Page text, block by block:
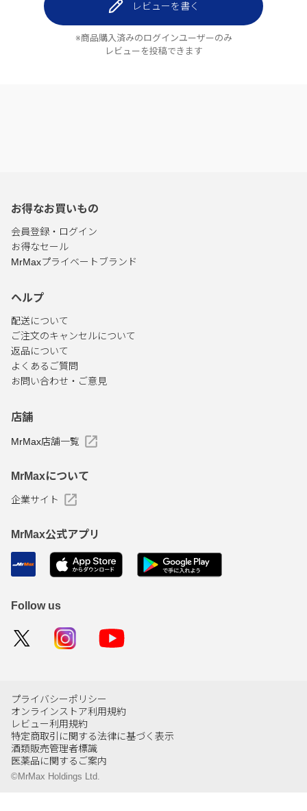
レビューを書く
※商品購入済みのログインユーザーのみ
レビューを投稿できます
お得なお買いもの
会員登録・ログイン
お得なセール
MrMaxプライベートブランド
ヘルプ
配送について
ご注文のキャンセルについて
返品について
よくあるご質問
お問い合わせ・ご意見
店舗
MrMax店舗一覧
MrMaxについて
企業サイト
MrMax公式アプリ
Follow us
プライバシーポリシー
オンラインストア利用規約
レビュー利用規約
特定商取引に関する法律に基づく表示
酒類販売管理者標識
医薬品に関するご案内
©MrMax Holdings Ltd.